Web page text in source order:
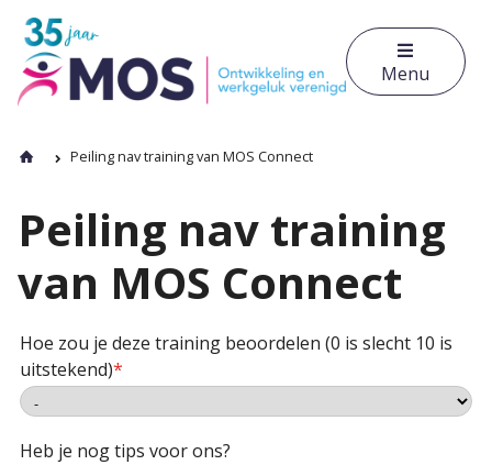
Menu
Peiling nav training van MOS Connect
Peiling nav training
van MOS Connect
Hoe zou je deze training beoordelen (0 is slecht 10 is
uitstekend)*
Heb je nog tips voor ons?